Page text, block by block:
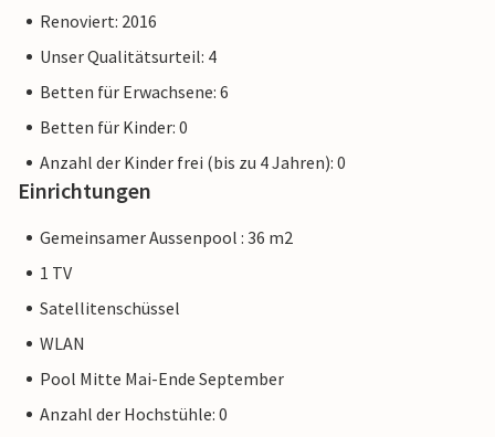
Renoviert: 2016
Unser Qualitätsurteil: 4
Betten für Erwachsene: 6
Betten für Kinder: 0
Anzahl der Kinder frei (bis zu 4 Jahren): 0
Einrichtungen
Gemeinsamer Aussenpool : 36 m2
1 TV
Satellitenschüssel
WLAN
Pool Mitte Mai-Ende September
Anzahl der Hochstühle: 0